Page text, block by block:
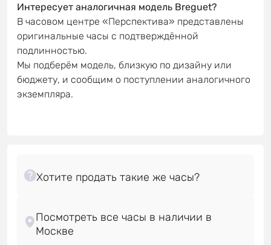
Интересует аналогичная модель Breguet?
В часовом центре «Перспектива» представлены
оригинальные часы с подтверждённой
подлинностью.
Мы подберём модель, близкую по дизайну или
бюджету, и сообщим о поступлении аналогичного
экземпляра.
Посмотреть все часы в наличии в